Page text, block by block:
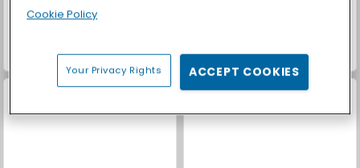
Let's Fish! Two Stunt Supercars
Cookie Policy
Your Privacy Rights ACCEPT COOKIES